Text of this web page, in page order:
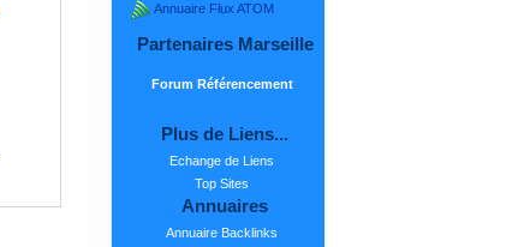
Annuaire Flux ATOM
Partenaires Marseille
Forum Référencement
Plus de Liens...
Echange de Liens
Top Sites
Annuaires
Annuaire Backlinks